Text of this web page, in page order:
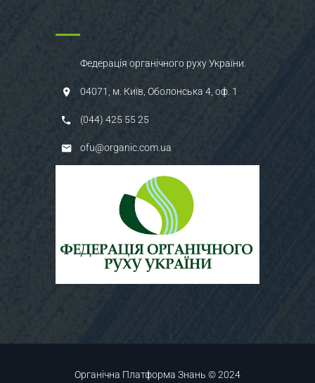
Федерація органічного руху України.
04071, м. Київ, Оболонська 4, оф. 1
(044) 425 55 25
ofu@organic.com.ua
Органічна Платформа Знань © 2024